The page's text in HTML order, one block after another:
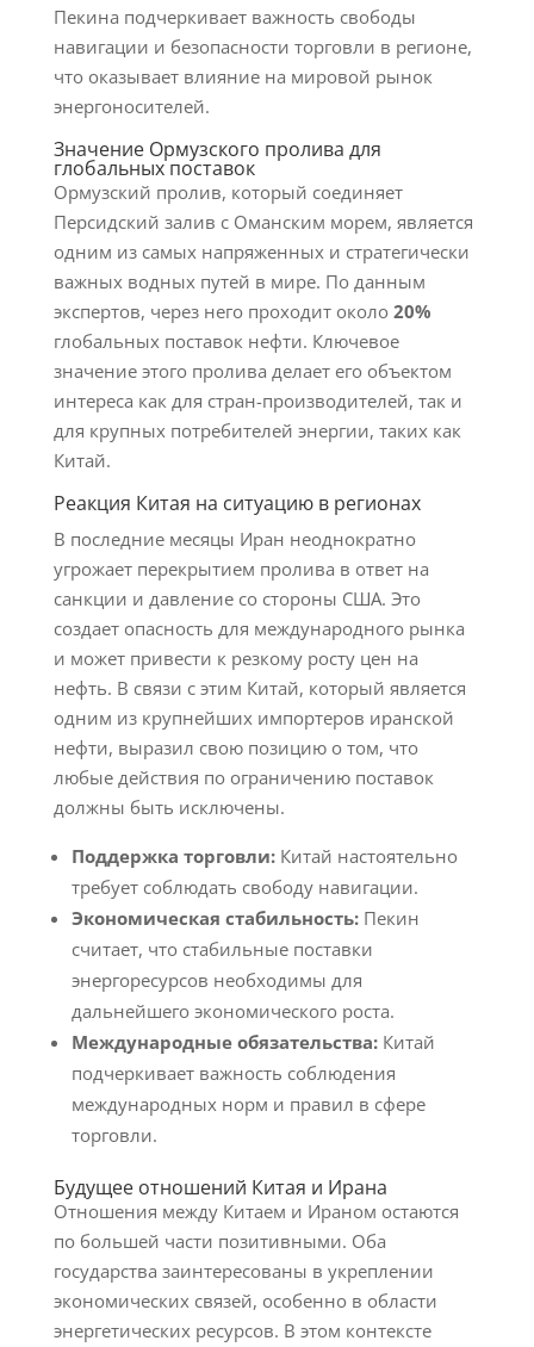
Пекина подчеркивает важность свободы
навигации и безопасности торговли в регионе,
что оказывает влияние на мировой рынок
энергоносителей.
Значение Ормузского пролива для
глобальных поставок
Ормузский пролив, который соединяет
Персидский залив с Оманским морем, является
одним из самых напряженных и стратегически
важных водных путей в мире. По данным
экспертов, через него проходит около 20%
глобальных поставок нефти. Ключевое
значение этого пролива делает его объектом
интереса как для стран-производителей, так и
для крупных потребителей энергии, таких как
Китай.
Реакция Китая на ситуацию в регионах
В последние месяцы Иран неоднократно
угрожает перекрытием пролива в ответ на
санкции и давление со стороны США. Это
создает опасность для международного рынка
и может привести к резкому росту цен на
нефть. В связи с этим Китай, который является
одним из крупнейших импортеров иранской
нефти, выразил свою позицию о том, что
любые действия по ограничению поставок
должны быть исключены.
Поддержка торговли:Китай настоятельно
требует соблюдать свободу навигации.
Экономическая стабильность:Пекин
считает, что стабильные поставки
энергоресурсов необходимы для
дальнейшего экономического роста.
Международные обязательства:Китай
подчеркивает важность соблюдения
международных норм и правил в сфере
торговли.
Будущее отношений Китая и Ирана
Отношения между Китаем и Ираном остаются
по большей части позитивными. Оба
государства заинтересованы в укреплении
экономических связей, особенно в области
энергетических ресурсов. В этом контексте